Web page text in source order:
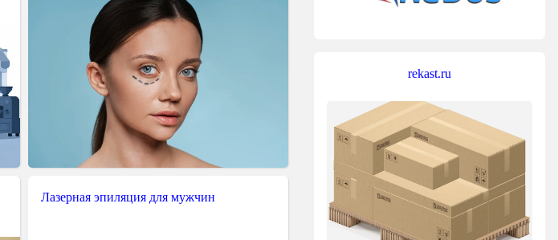
Лазерная эпиляция для мужчин
rekast.ru